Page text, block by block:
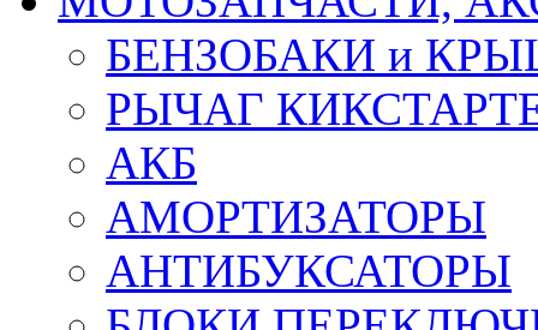
БЕНЗОБАКИ и
РЫЧАГ
АКБ
АМОРТИЗАТОРЫ
АНТИБУКСАТОРЫ